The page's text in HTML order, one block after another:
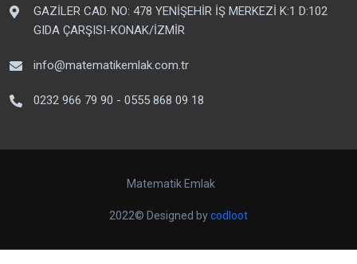
GAZİLER CAD. NO: 478 YENİŞEHİR İŞ MERKEZİ K:1 D:102
GIDA ÇARŞISI-KONAK/İZMİR
info@matematikemlak.com.tr
0232 966 79 90 - 0555 868 09 18
Matematik Emlak
2022© Designed bycodloot